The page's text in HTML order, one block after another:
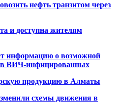
нефть транзитом через
и доступна жителям
информацию о возможной
ВИЧ-инфицированных
продукцию в Алматы
схемы движения в